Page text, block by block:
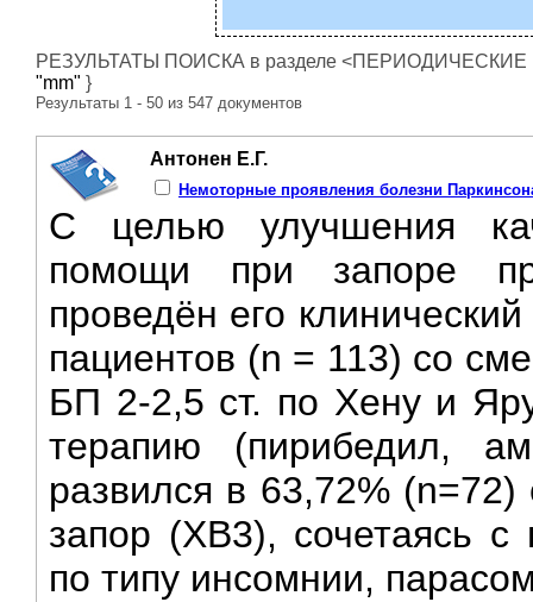
РЕЗУЛЬТАТЫ ПОИСКА в разделе <ПЕРИОДИЧЕСКИЕ
"mm" }
Результаты 1 - 50 из 547 документов
Антонен Е.Г.
Немоторные проявления болезни
C целью улучшения
помощи при запоре
проведён его
пациентов (n = 113) со
БП 2-2,5 ст. по Хену и
терапию (пирибедил,
развился в 63,72% (n=72)
запор (XB3), сочетаясь
по типу инсомнии,